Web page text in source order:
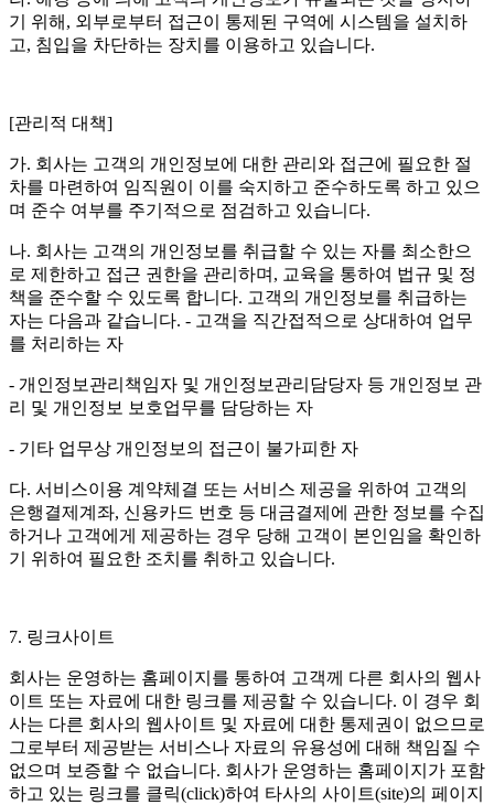
기 위해, 외부로부터 접근이 통제된 구역에 시스템을 설치하
고, 침입을 차단하는 장치를 이용하고 있습니다.
[관리적 대책]
가. 회사는 고객의 개인정보에 대한 관리와 접근에 필요한 절
차를 마련하여 임직원이 이를 숙지하고 준수하도록 하고 있으
며 준수 여부를 주기적으로 점검하고 있습니다.
나. 회사는 고객의 개인정보를 취급할 수 있는 자를 최소한으
로 제한하고 접근 권한을 관리하며, 교육을 통하여 법규 및 정
책을 준수할 수 있도록 합니다. 고객의 개인정보를 취급하는
자는 다음과 같습니다. - 고객을 직간접적으로 상대하여 업무
를 처리하는 자
- 개인정보관리책임자 및 개인정보관리담당자 등 개인정보 관
리 및 개인정보 보호업무를 담당하는 자
- 기타 업무상 개인정보의 접근이 불가피한 자
다. 서비스이용 계약체결 또는 서비스 제공을 위하여 고객의
은행결제계좌, 신용카드 번호 등 대금결제에 관한 정보를 수집
하거나 고객에게 제공하는 경우 당해 고객이 본인임을 확인하
기 위하여 필요한 조치를 취하고 있습니다.
7. 링크사이트
회사는 운영하는 홈페이지를 통하여 고객께 다른 회사의 웹사
이트 또는 자료에 대한 링크를 제공할 수 있습니다. 이 경우 회
사는 다른 회사의 웹사이트 및 자료에 대한 통제권이 없으므로
그로부터 제공받는 서비스나 자료의 유용성에 대해 책임질 수
없으며 보증할 수 없습니다. 회사가 운영하는 홈페이지가 포함
하고 있는 링크를 클릭(click)하여 타사의 사이트(site)의 페이지